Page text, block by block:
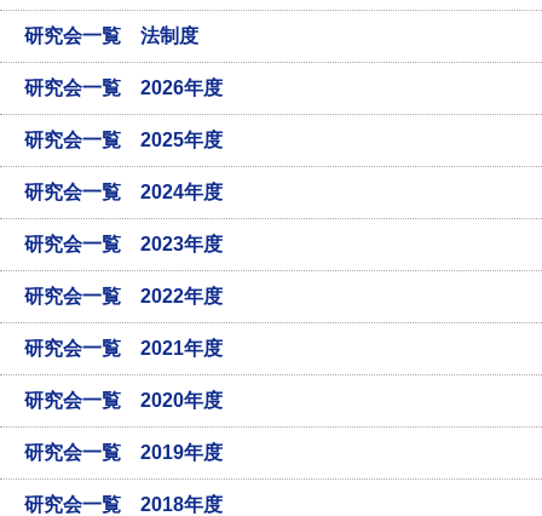
研究会一覧 法制度
研究会一覧 2026年度
研究会一覧 2025年度
研究会一覧 2024年度
研究会一覧 2023年度
研究会一覧 2022年度
研究会一覧 2021年度
研究会一覧 2020年度
研究会一覧 2019年度
研究会一覧 2018年度